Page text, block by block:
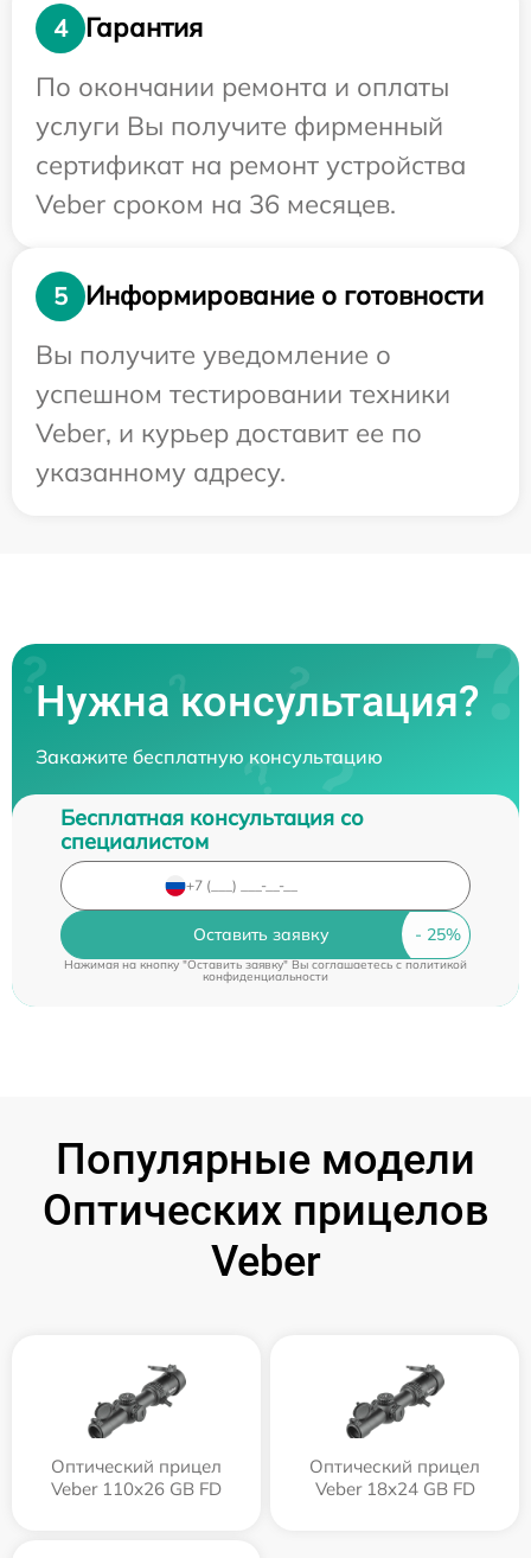
4
Гарантия
По окончании ремонта и оплаты
услуги Вы получите фирменный
сертификат на ремонт устройства
Veber сроком на 36 месяцев.
5
Информирование о готовности
Вы получите уведомление о
успешном тестировании техники
Veber, и курьер доставит ее по
указанному адресу.
Нужна консультация?
Закажите бесплатную консультацию
Бесплатная консультация со
специалистом
Оставить заявку
Нажимая на кнопку "Оставить заявку" Вы соглашаетесь cполитикой
конфиденциальности
Популярные модели
Оптических прицелов
Veber
Оптический прицел
Veber 110х26 GB FD
Оптический прицел
Veber 18x24 GB FD